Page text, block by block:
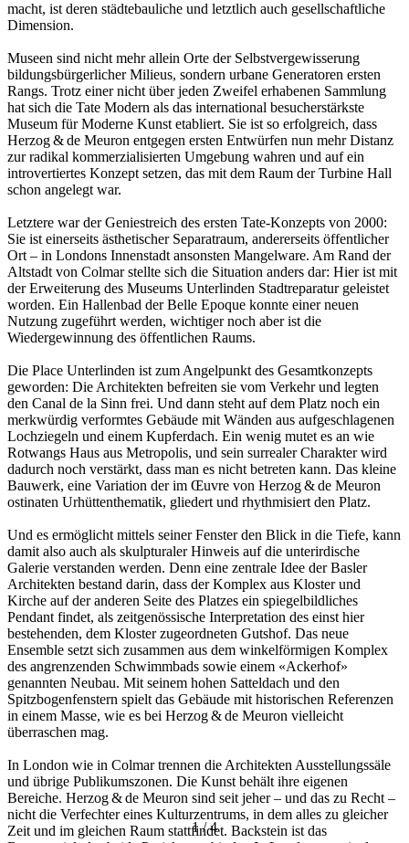
1/4
macht, ist deren städtebauliche und letztlich auch gesellschaftliche
Dimension.
Museen sind nicht mehr allein Orte der Selbstvergewisserung
bildungsbürgerlicher Milieus, sondern urbane Generatoren ersten
Rangs. Trotz einer nicht über jeden Zweifel erhabenen Sammlung
hat sich die Tate Modern als das international besucherstärkste
Museum für Moderne Kunst etabliert. Sie ist so erfolgreich, dass
Herzog & de Meuron entgegen ersten Ent­wür­fen nun mehr Distanz
zur radikal kommerzialisierten Umgebung wahren und auf ein
introvertiertes Konzept setzen, das mit dem Raum der Turbine Hall
schon angelegt war.
Letztere war der Geniestreich des ersten Tate-Konzepts von 2000:
Sie ist einerseits ästhetischer Separatraum, andererseits öffentlicher
Ort – in Londons Innenstadt ansonsten Mangelware. Am Rand der
Altstadt von Colmar stellte sich die Situa­tion anders dar: Hier ist mit
der Erweiterung des Museums Unterlinden Stadtreparatur geleistet
worden. Ein Hallenbad der Belle Epoque konnte einer neuen
Nutzung zugeführt werden, wichtiger noch aber ist die
Wiedergewinnung des öffentlichen Raums.
Die Place Unterlinden ist zum Angelpunkt des Gesamtkonzepts
geworden: Die Architekten befreiten sie vom Verkehr und legten
den Canal de la Sinn frei. Und dann steht auf dem Platz noch ein
merkwürdig verformtes Gebäude mit Wänden aus aufgeschlagenen
Lochziegeln und einem Kupferdach. Ein wenig mutet es an wie
Rotwangs Haus aus Metropolis, und sein surrealer Charakter wird
dadurch noch verstärkt, dass man es nicht betreten kann. Das kleine
Bauwerk, eine Variation der im Œuvre von Herzog & de Meuron
ostinaten Urhüttenthematik, gliedert und rhythmisiert den Platz.
Und es ermöglicht mittels seiner Fenster den Blick in die Tiefe, kann
damit also auch als skulpturaler Hinweis auf die unterirdische
Galerie verstanden werden. Denn eine zentrale Idee der Basler
Architekten bestand darin, dass der Komplex aus Kloster und
Kirche auf der anderen Seite des Platzes ein spiegelbildliches
Pendant findet, als zeitgenössische Interpretation des einst hier
bestehenden, dem Kloster zugeordneten Gutshof. Das neue
Ensemble setzt sich zusammen aus dem winkelförmigen Komplex
des angrenzenden Schwimmbads sowie einem «Ackerhof»
genannten Neubau. Mit seinem hohen Satteldach und den
Spitzbogenfenstern spielt das Gebäude mit his­torischen Referenzen
in einem Masse, wie es bei Herzog & de Meuron vielleicht
überraschen mag.
In London wie in Colmar trennen die Architekten Ausstellungssäle
und übrige Publikumszonen. Die Kunst behält ihre eigenen
Bereiche. Herzog & de Meuron sind seit jeher – und das zu Recht –
nicht die Verfechter eines Kulturzentrums, in dem alles zu gleicher
Zeit und im gleichen Raum stattfindet. Backstein ist das